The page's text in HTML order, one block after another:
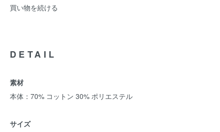
買い物を続ける
DETAIL
素材
本体：70% コットン 30% ポリエステル
サイズ